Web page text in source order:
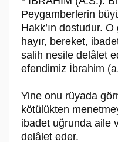
Peygamberlerin
Hakk’ın dostudur.
hayır, bereket,
salih nesile delâlet
efendimiz İbrahim
Yine onu rüyada
kötülükten
ibadet uğrunda aile
delâlet eder.